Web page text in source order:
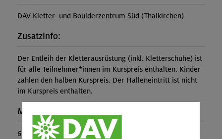
DAV Kletter- und Boulderzentrum Süd (Thalkirchen)
Zusatzinfo:
Der Entleih der Kletterausrüstung (inkl. Kletterschuhe) ist
für alle Teilnehmer*innen im Kurspreis enthalten. Kinder
zahlen den halben Kurspreis. Der Halleneintritt ist nicht
im Kurspreis enthalten.
Maximale Teilnehmerzahl:
6